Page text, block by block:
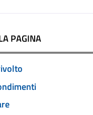
PAGINA